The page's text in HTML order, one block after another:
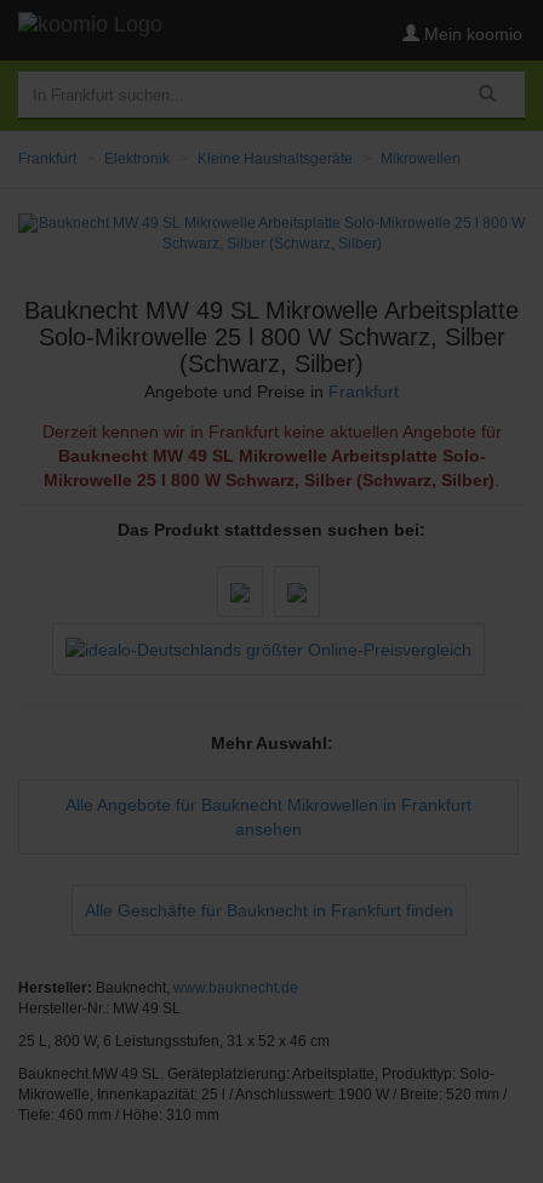
Mein koomio
Frankfurt Elektronik Kleine Haushaltsgeräte Mikrowellen
Bauknecht MW 49 SL Mikrowelle Arbeitsplatte
Solo-Mikrowelle 25 l 800 W Schwarz, Silber
(Schwarz, Silber)
Angebote und Preise in Frankfurt
Derzeit kennen wir in Frankfurt keine aktuellen Angebote für
Bauknecht MW 49 SL Mikrowelle Arbeitsplatte Solo-
Mikrowelle 25 l 800 W Schwarz, Silber (Schwarz, Silber)
Das Produkt stattdessen suchen bei:
Mehr Auswahl:
Alle Angebote für Bauknecht Mikrowellen in Frankfurt
ansehen
Alle Geschäfte für Bauknecht in Frankfurt finden
Hersteller: Bauknecht, www.bauknecht.de
Hersteller-Nr.: MW 49 SL
25 L, 800 W, 6 Leistungsstufen, 31 x 52 x 46 cm
Bauknecht MW 49 SL. Geräteplatzierung: Arbeitsplatte, Produkttyp: Solo-
Mikrowelle, Innenkapazität: 25 l / Anschlusswert: 1900 W / Breite: 520 mm /
Tiefe: 460 mm / Höhe: 310 mm